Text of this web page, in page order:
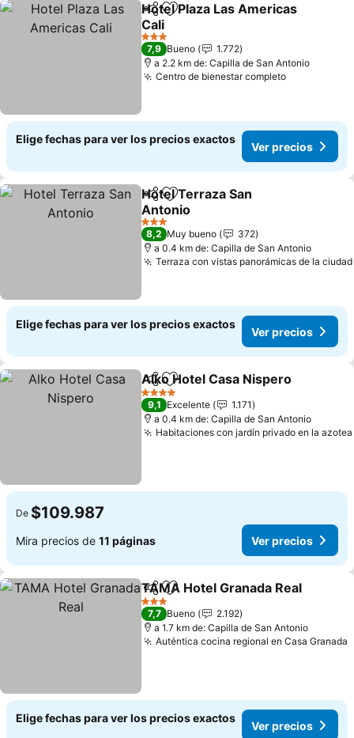
CompartirAgregar a favoritos
Hotel Plaza Las Americas
Cali
Ver precios
3 Estrellas
7,9 Bueno
1.772
a 2.2 km de: Capilla de San Antonio
Centro de bienestar completoVer precios
Elige fechas para ver los precios exactos
Ver precios
CompartirAgregar a favoritos
Hotel Terraza San
Antonio
Ver precios
3 Estrellas
8,2 Muy bueno
372
a 0.4 km de: Capilla de San Antonio
Terraza con vistas panorámicas de la ciudad
Elige fechas para ver los precios exactos
Ver precios
CompartirAgregar a favoritos
Alko Hotel Casa Nispero
4 Estrellas
9,1 Excelente
1.171
a 0.4 km de: Capilla de San Antonio
Habitaciones con jardín privado en la azotea
De $109.987
Mira precios de 11 páginas Ver precios
Compartir
Agregar a favoritos
TAMA Hotel Granada Real
3 Estrellas
7,7 Bueno
2.192
a 1.7 km de: Capilla de San Antonio
Auténtica cocina regional en Casa Granada
Elige fechas para ver los precios exactos
Ver precios